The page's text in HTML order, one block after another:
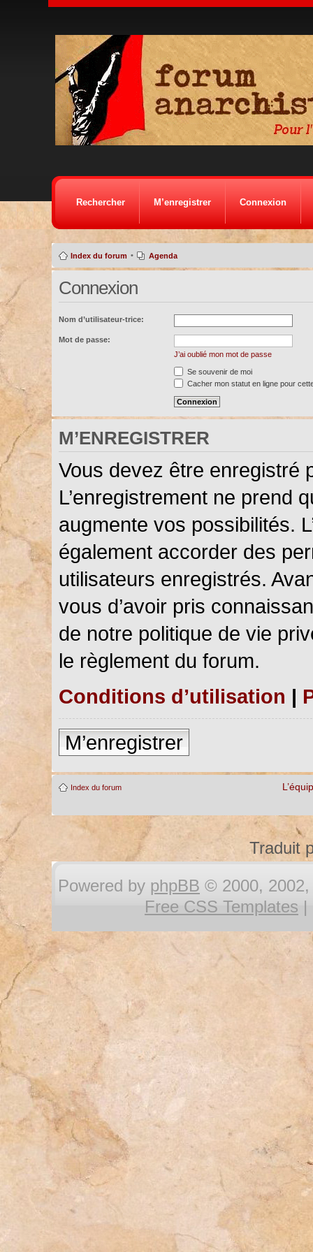
Rechercher M’enregistrer Connexion
Index du forum • Agenda
Connexion
Nom d’utilisateur-trice:
Mot de passe:
J’ai oublié mon mot de passe
Se souvenir de moi
Cacher mon statut en ligne pour
M’ENREGISTRER
Vous devez être enregistré
L’enregistrement ne prend
augmente vos possibilités.
également accorder des
utilisateurs enregistrés.
vous d’avoir pris
de notre politique de vie
le règlement du forum.
Conditions d’utilisation |
M’enregistrer
Index du forum
Traduit
Powered by phpBB © 2000, 2002,
Free CSS Templates |